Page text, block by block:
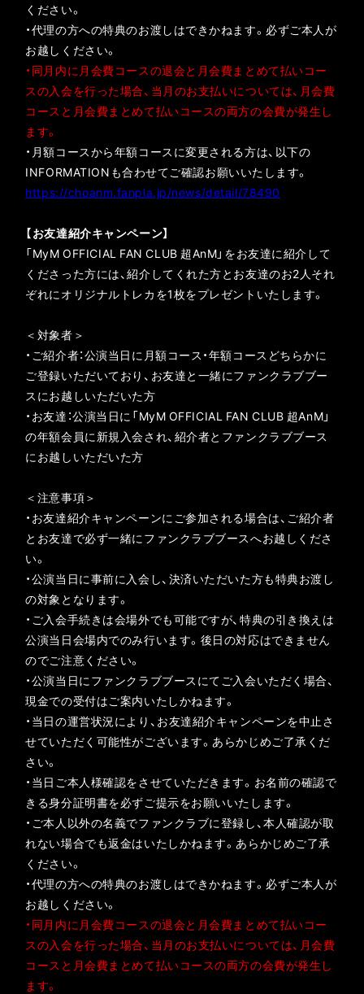
ください。
・代理の⽅への特典のお渡しはできかねます。必ずご本⼈が
お越しください。
・同月内に月会費コースの退会と月会費まとめて払いコー
スの入会を行った場合、当月のお支払いについては、月会費
コースと月会費まとめて払いコースの両方の会費が発生し
ます。
・月額コースから年額コースに変更される方は、以下の
INFORMATIONも合わせてご確認お願いいたします。
https://choanm.fanpla.jp/news/detail/78490
【お友達紹介キャンペーン】
「MyM OFFICIAL FAN CLUB 超AnM」をお友達に紹介して
くださった方には、紹介してくれた方とお友達のお2人それ
ぞれにオリジナルトレカを1枚をプレゼントいたします。
＜対象者＞
・ご紹介者：公演当日に月額コース・年額コースどちらかに
ご登録いただいており、お友達と一緒にファンクラブブー
スにお越しいただいた⽅
・お友達：公演当日に「MyM OFFICIAL FAN CLUB 超AnM」
の年額会員に新規入会され、紹介者とファンクラブブース
にお越しいただいた⽅
＜注意事項＞
・お友達紹介キャンペーンにご参加される場合は、ご紹介者
とお友達で必ず一緒にファンクラブブースへお越しくださ
い。
・公演当日に事前に入会し、決済いただいた方も特典お渡し
の対象となります。
・ご入会手続きは会場外でも可能ですが、特典の引き換えは
公演当日会場内でのみ行います。後日の対応はできません
のでご注意ください。
・公演当日にファンクラブブースにてご入会いただく場合、
現金での受付はご案内いたしかねます。
・当日の運営状況により、お友達紹介キャンペーンを中止さ
せていただく可能性がございます。あらかじめご了承くだ
さい。
・当日ご本人様確認をさせていただきます。お名前の確認で
きる身分証明書を必ずご提示をお願いいたします。
・ご本人以外の名義でファンクラブに登録し、本人確認が取
れない場合でも返金はいたしかねます。あらかじめご了承
ください。
・代理の⽅への特典のお渡しはできかねます。必ずご本⼈が
お越しください。
・同月内に月会費コースの退会と月会費まとめて払いコー
スの入会を行った場合、当月のお支払いについては、月会費
コースと月会費まとめて払いコースの両方の会費が発生し
ます。